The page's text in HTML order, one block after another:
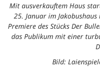
Mit ausverkauftem Haus
25. Januar im
Premiere des Stücks Der
das Publikum mit einer
Bild: